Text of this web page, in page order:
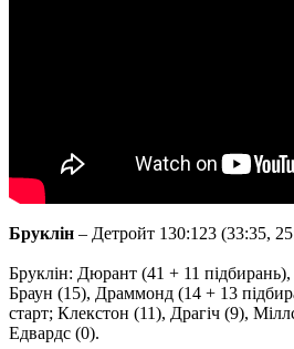
Бруклін – Детройт 130:123 (33:35,
Бруклін: Дюрант (41 + 11 підбирань),
Браун (15), Драммонд (14 + 13
старт; Клекстон (11), Драгіч (9),
Едвардс (0).